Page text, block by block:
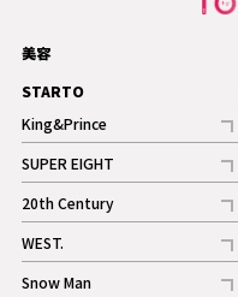
美容
STARTO
King&Prince
記事
SUPER EIGHT
記事
20th Century
記事
WEST.
記事
Snow Man